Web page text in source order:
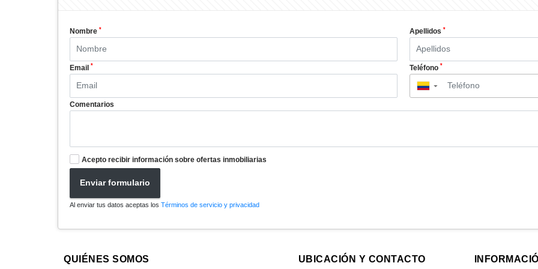
Nombre * Apellidos *
Email * Teléfono *
▼
Comentarios
Acepto recibir información sobre ofertas inmobiliarias
Enviar formulario
Al enviar tus datos aceptas los Términos de servicio y privacidad
QUIÉNES SOMOS UBICACIÓN Y CONTACTO